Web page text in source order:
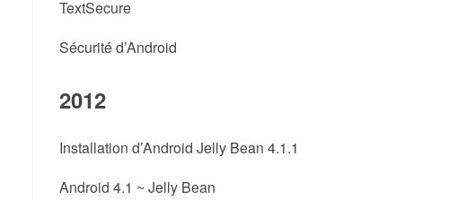
TextSecure
Sécurité d’Android
2012
Installation d’Android Jelly Bean 4.1.1
Android 4.1 ~ Jelly Bean